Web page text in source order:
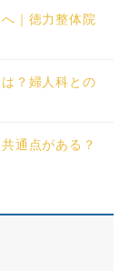
｜徳力整体院
？婦人科との
通点がある？